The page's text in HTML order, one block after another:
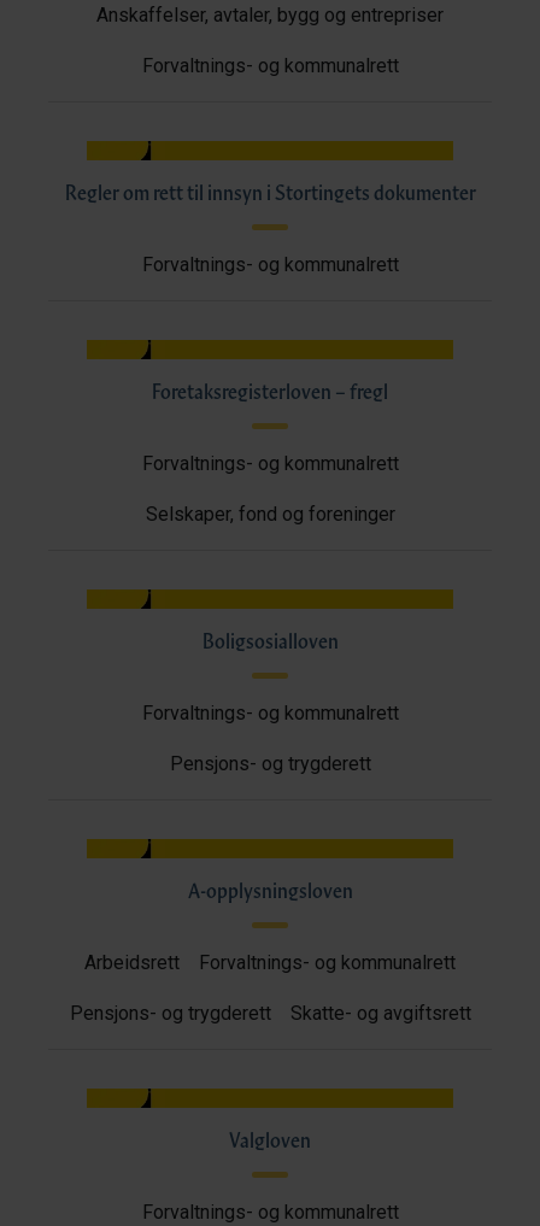
Anskaffelser, avtaler, bygg og entrepriser
Forvaltnings- og kommunalrett
Regler om rett til innsyn i Stortingets dokumenter
Forvaltnings- og kommunalrett
Foretaksregisterloven – fregl
Forvaltnings- og kommunalrett
Selskaper, fond og foreninger
Boligsosialloven
Forvaltnings- og kommunalrett
Pensjons- og trygderett
A-opplysningsloven
Arbeidsrett Forvaltnings- og kommunalrett
Pensjons- og trygderett Skatte- og avgiftsrett
Valgloven
Forvaltnings- og kommunalrett